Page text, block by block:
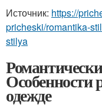
Источник: https://
pricheski/romantika-
stilya
Особенности
одежде